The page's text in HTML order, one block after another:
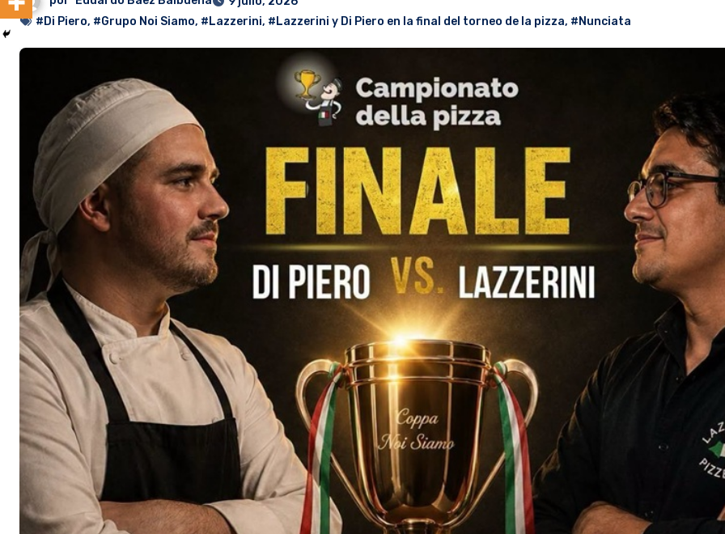
#Di Piero, #Grupo Noi Siamo, #Lazzerini, #Lazzerini y Di Piero en la final del torneo de la pizza, #Nunciata